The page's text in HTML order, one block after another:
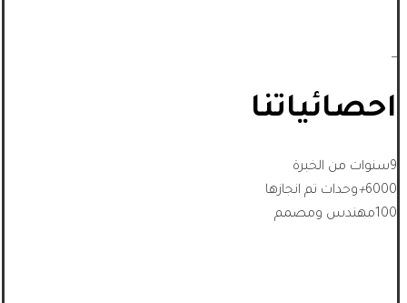
_
احصائياتنا
9سنوات من الخبرة
6000
+وحدات تم انجازها
100 مهندس ومصمم